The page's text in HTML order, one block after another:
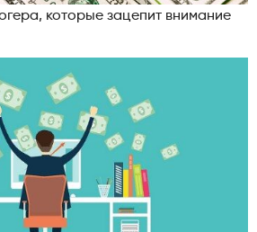
которые зацепит внимание